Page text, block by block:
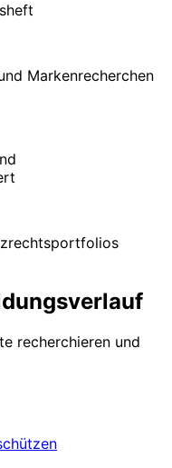
Markenrecherchen
recherchieren und